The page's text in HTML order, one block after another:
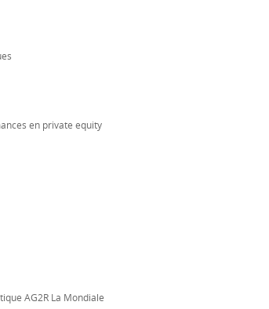
en private equity
AG2R La Mondiale